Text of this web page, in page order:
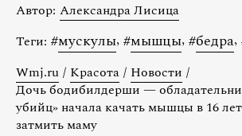
Автор: Александра Лисица
Теги: #мускулы, #мышцы, #бедра,
Wmj.ru / Красота / Новости /
Дочь бодибилдерши —
убийц» начала качать мышцы в 16
затмить маму